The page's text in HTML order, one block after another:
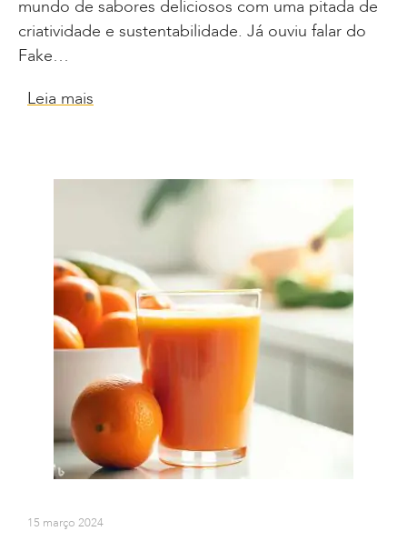
mundo de sabores deliciosos com uma pitada de
criatividade e sustentabilidade. Já ouviu falar do
Fake…
Leia mais
15 março 2024